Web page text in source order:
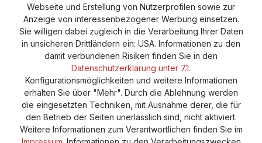
Webseite und Erstellung von Nutzerprofilen sowie zur
Anzeige von interessenbezogener Werbung einsetzen.
Sie willigen dabei zugleich in die Verarbeitung Ihrer Daten
in unsicheren Drittländern ein: USA. Informationen zu den
damit verbundenen Risiken finden Sie in den
Datenschutzerklärung unter 7.1.
Konfigurationsmöglichkeiten und weitere Informationen
erhalten Sie über "Mehr". Durch die Ablehnung werden
die eingesetzten Techniken, mit Ausnahme derer, die für
den Betrieb der Seiten unerlässlich sind, nicht aktiviert.
Weitere Informationen zum Verantwortlichen finden Sie im